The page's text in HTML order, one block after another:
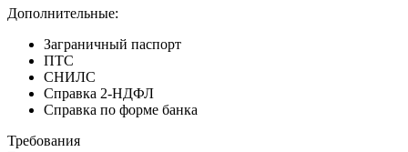
Дополнительные:
Заграничный паспорт
ПТС
СНИЛС
Справка 2-НДФЛ
Справка по форме банка
Требования